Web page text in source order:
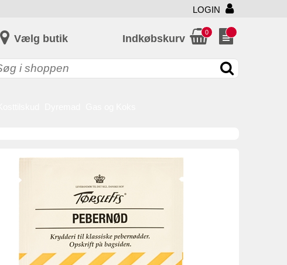
LOGIN
Vælg butik Indkøbskurv
0